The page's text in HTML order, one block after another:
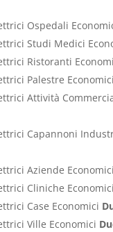
Ospedali
Studi Medici
Ristoranti
Palestre Economici
Attività
Capannoni
Aziende Economici
Cliniche Economici
Case Economici
Ville Economici